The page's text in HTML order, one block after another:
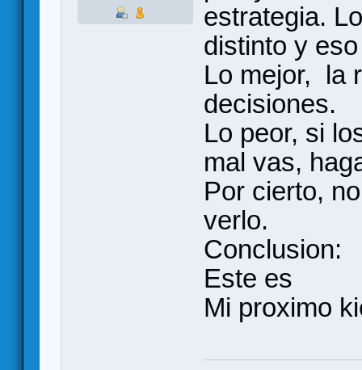
estrategia.
distinto y
Lo mejor, la
decisiones.
Lo peor, si
mal vas,
Por cierto,
verlo.
Conclusion:
Este es
Mi proximo